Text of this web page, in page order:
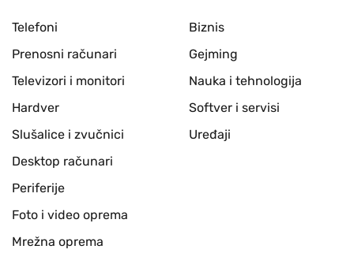
Telefoni
Prenosni računari
Televizori i monitori
Hardver
Slušalice i zvučnici
Desktop računari
Periferije
Foto i video oprema
Mrežna oprema
Biznis
Gejming
Nauka i tehnologija
Softver i servisi
Uređaji